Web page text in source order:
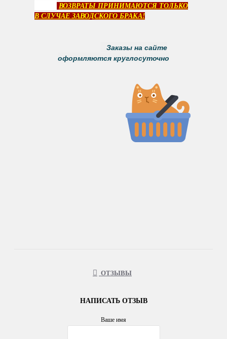
ВОЗВРАТЫ ПРИНИМАЮТСЯ ТОЛЬКО
В СЛУЧАЕ ЗАВОДСКОГО БРАКА!
Заказы на сайте
оформляются круглосуточно
ОТЗЫВЫ
НАПИСАТЬ ОТЗЫВ
Ваше имя